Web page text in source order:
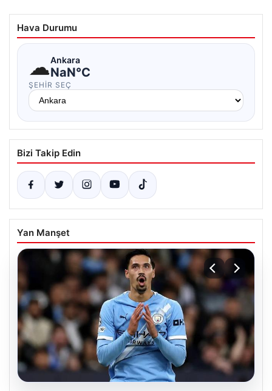
Hava Durumu
☁Ankara
NaN°C
ŞEHIR SEÇ
Bizi Takip Edin
Yan Manşet